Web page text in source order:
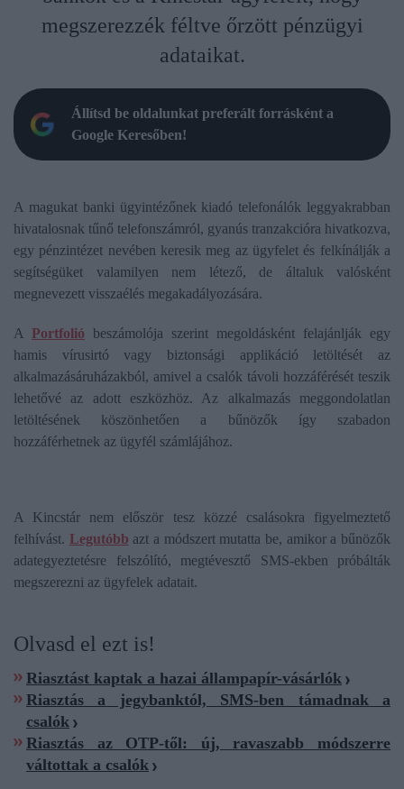
megszerezzék féltve őrzött pénzügyi
adataikat.
Állítsd be oldalunkat preferált forrásként a
Google Keresőben!
A magukat banki ügyintézőnek kiadó telefonálók leggyakrabban
hivatalosnak tűnő telefonszámról, gyanús tranzakcióra hivatkozva,
egy pénzintézet nevében keresik meg az ügyfelet és felkínálják a
segítségüket valamilyen nem létező, de általuk valósként
megnevezett visszaélés megakadályozására.
A Portfolió beszámolója szerint megoldásként felajánlják egy
hamis vírusirtó vagy biztonsági applikáció letöltését az
alkalmazásáruházakból, amivel a csalók távoli hozzáférését teszik
lehetővé az adott eszközhöz. Az alkalmazás meggondolatlan
letöltésének köszönhetően a bűnözők így szabadon
hozzáférhetnek az ügyfél számlájához.
A Kincstár nem először tesz közzé csalásokra figyelmeztető
felhívást. Legutóbb azt a módszert mutatta be, amikor a bűnözők
adategyeztetésre felszólító, megtévesztő SMS-ekben próbálták
megszerezni az ügyfelek adatait.
Olvasd el ezt is!
Riasztást kaptak a hazai állampapír-vásárlók
Riasztás a jegybanktól, SMS-ben támadnak a
csalók
Riasztás az OTP-től: új, ravaszabb módszerre
váltottak a csalók